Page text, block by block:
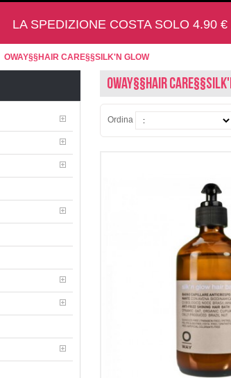
LA SPEDIZIONE COSTA SOLO 4.90
OWAY§§HAIR CARE§§SILK'N GLOW
OWAY§§HAIR
Ordina